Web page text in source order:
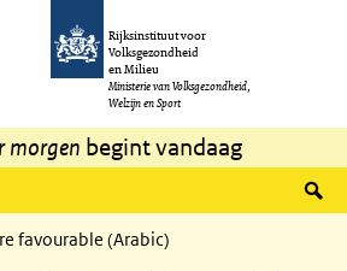
gaan
Rijksinstituut voor
Volksgezondheid
en Milieu
Ministerie van Volksgezondheid,
Welzijn en Sport
morgen begint vandaag
favourable (Arabic)